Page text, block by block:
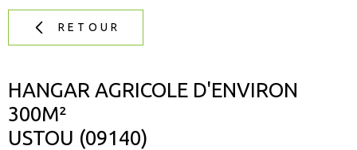
EXPERTISE
RETOUR
HANGAR AGRICOLE D'ENVIRON
300M²
USTOU (09140)